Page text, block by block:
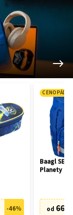
-46%
CENOPÁD
Baagl SET
Planety
od